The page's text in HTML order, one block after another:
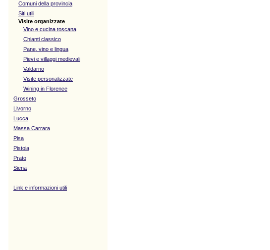
Comuni della provincia
Siti utili
Visite organizzate
Vino e cucina toscana
Chianti classico
Pane, vino e lingua
Pievi e villaggi medievali
Valdarno
Visite personalizzate
Wining in Florence
Grosseto
Livorno
Lucca
Massa Carrara
Pisa
Pistoia
Prato
Siena
Link e informazioni utili